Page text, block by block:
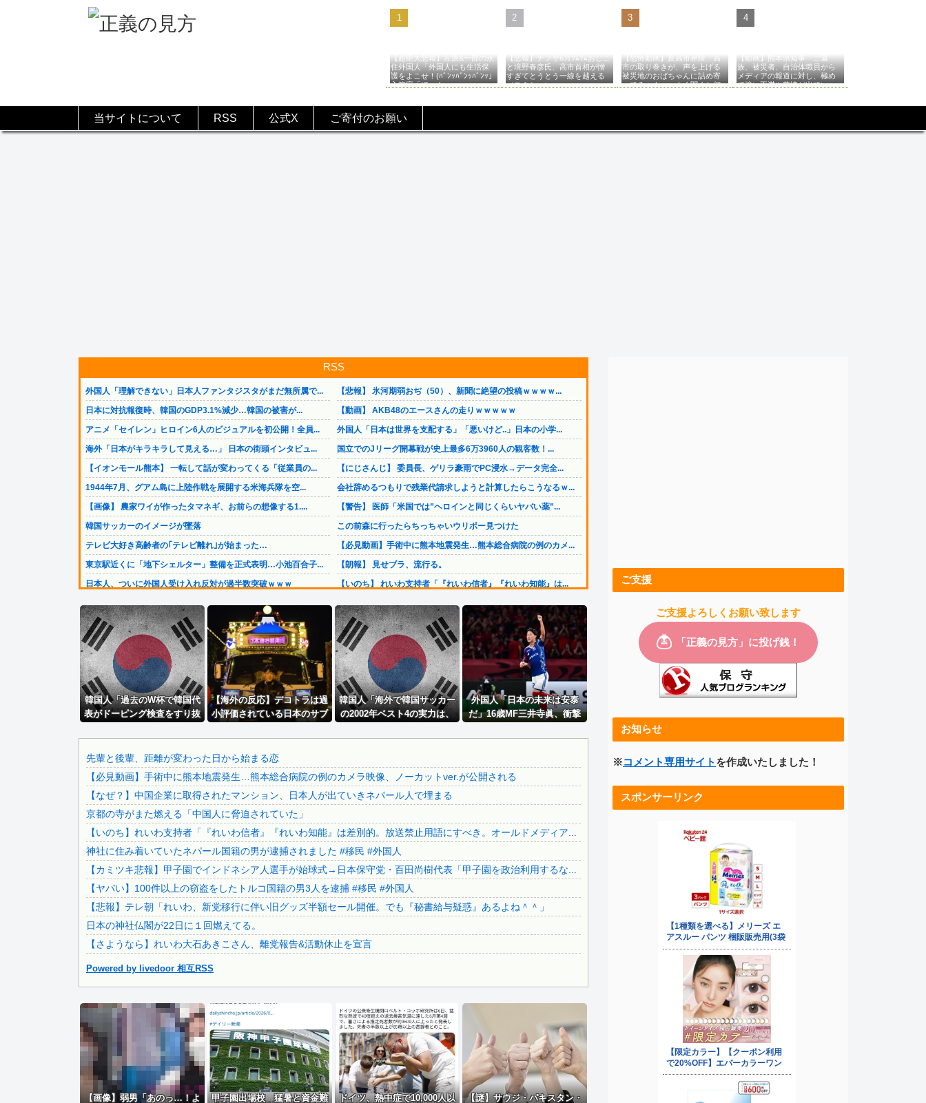
【超絶大悲報】左派&一部の永
住外国人「外国人にも生活保
護をよこせ！(ﾊﾞﾝｯﾊﾞﾝｯﾊﾞﾝｯ」
入管庁「ほーん…」→
【悲報】ナフサ6月ﾂﾑﾂﾑおじこ
と境野春彦氏、高市首相が憎
すぎてとうとう一線を越える
（スクショ）
【恐怖動画】反高市界隈「高
市の取り巻きが、声を上げる
被災地のおばちゃんに詰め寄
ってるぅ！」→よく聞くと何
【動画】熊本県知事「ご遺
族、被災者、自治体職員から
メディアの報道に対し、極め
て強い不満や苦情が出てい
当サイトについて RSS 公式X ご寄付のお願い
RSS
外国人「理解できない」日本人ファンタジスタがまだ無所属で...
日本に対抗報復時、韓国のGDP3.1%減少…韓国の被害が...
アニメ「セイレン」ヒロイン6人のビジュアルを初公開！全員...
海外「日本がキラキラして見える…」 日本の街頭インタビュ...
【イオンモール熊本】 一転して話が変わってくる「従業員の...
1944年7月、グアム島に上陸作戦を展開する米海兵隊を空...
【画像】 農家ワイが作ったタマネギ、お前らの想像する1....
韓国サッカーのイメージが墜落
テレビ大好き高齢者の｢テレビ離れ｣が始まった…
東京駅近くに「地下シェルター」整備を正式表明…小池百合子...
日本人、ついに外国人受け入れ反対が過半数突破ｗｗｗ
長友、引退撤回！FC東京と再契約ｷﾀ━━━━(ﾟ∀ﾟ)━...
【パシフィック・リム】MODEROID「ジプシー・デンジ...
【鳴潮】Animester「リンネー」フィギュア【原型公...
【動画】これはお見事。中国重慶市で珍しい事故が撮影される...
【動画像】飛行機に『水銀』を持ち込めない理由がこれ【→】
【朗報】見せブラ、流行る。
【画像】磯部花凛(30)、セクシー声優・井口裕香に対抗し...
【対談で激突】石破前総理「ウクが核放棄しなければ露侵攻な...
【カミツキ悲報】甲子園でインドネシア人選手が始球式→日本...
専門家「日本車はダサい、見てて恥ずかしい」
ジャンポケ斎藤と代理人のやりとり、「地獄すぎて完全にコン...
日本をダメにした総理大臣、ワースト１位が同点でこの人ｗｗ...
【速報】 みいちゃん、覚醒し戦闘民族化。お子様二人をフル...
【画像】 トラックの運ちゃん御用達ターミナル食堂のざっか...
飲み屋でケンカした相手をコロした男の弁護をした。そして数...
【警告】 医師「米国では”ヘロインと同じくらいヤバい薬”...
【悲報】 夏のピーク、もう終わってたｗｗｗｗｗ
【緊急】 今の若者に急増している『コレ』依存、めちゃくち...
Powered by livedoor 相互RSS
【悲報】 氷河期弱おぢ（50）、新聞に絶望の投稿ｗｗｗｗ...
【動画】 AKB48のエースさんの走りｗｗｗｗｗ
外国人「日本は世界を支配する」「悪いけど..」日本の小学...
国立でのJリーグ開幕戦が史上最多6万3960人の観客数！...
【にじさんじ】 委員長、ゲリラ豪雨でPC浸水→データ完全...
会社辞めるつもりで残業代請求しようと計算したらこうなるｗ...
【警告】 医師「米国では”ヘロインと同じくらいヤバい薬”...
この前森に行ったらちっちゃいウリボー見つけた
【必見動画】手術中に熊本地震発生…熊本総合病院の例のカメ...
【朗報】 見せブラ、流行る。
【いのち】 れいわ支持者「『れいわ信者』『れいわ知能』は...
ジャンポケ斎藤と代理人のやりとり、「地獄すぎて完全にコン...
日本をダメにした総理大臣、ワースト１位が同点でこの人ｗｗ...
【速報】 みいちゃん、覚醒し戦闘民族化。お子様二人をフル...
【熊本地震】 オールドメディアでは、絶っっっっっ対に流れ...
飲み屋でケンカした相手をコロした男の弁護をした。そして数...
【警告】 医師「米国では”ヘロインと同じくらいヤバい薬”...
【悲報】 夏のピーク、もう終わってたｗｗｗｗｗ
【なぜ？】中国企業に取得されたマンション、日本人が出てい...
【いのち】れいわ支持者「『れいわ信者』『れいわ知能』は差...
神社に住み着いていたネパール国籍の男が逮捕されました #...
【ヤバい】100件以上の窃盗をしたトルコ国籍の男3人を逮...
【悲報】テレ朝「れいわ、新党移行に伴い旧グッズ半額セール...
日本の神社仏閣が22日に１回燃えてる。
日本旅行キャンセルすべきか…1万年ぶり史上最大級の火山の...
無気力な韓国代表、オーストリアにも0-1で敗北…3月のA...
韓国代表、コートジボワールに0対4で完敗＝韓国の反応
Powered by livedoor 相互RSS
韓国人「過去のW杯で韓国代
表がドーピング検査をすり抜
がこちら…」→「恥ずかし
い…（ﾌﾞﾙﾌﾞﾙ」＝韓国の反応
【海外の反応】デコトラは過
小評価されている日本のサブ
韓国人「海外で韓国サッカー
の2002年ベスト4の実力は、
てるんだ…？（ﾌﾞﾙﾌﾞﾙ」＝韓
外国人「日本の未来は安泰
だ」16歳MF三井寺眞、衝撃
位の記録！3得点に絡む活躍
先輩と後輩、距離が変わった日から始まる恋
【必見動画】手術中に熊本地震発生…熊本総合病院の例のカメラ映像、ノーカットver.が公開される
【なぜ？】中国企業に取得されたマンション、日本人が出ていきネパール人で埋まる
京都の寺がまた燃える「中国人に脅迫されていた」
【いのち】れいわ支持者「『れいわ信者』『れいわ知能』は差別的。放送禁止用語にすべき。オールドメディア...
神社に住み着いていたネパール国籍の男が逮捕されました #移民 #外国人
【カミツキ悲報】甲子園でインドネシア人選手が始球式→日本保守党・百田尚樹代表「甲子園を政治利用するな...
【ヤバい】100件以上の窃盗をしたトルコ国籍の男3人を逮捕 #移民 #外国人
【悲報】テレ朝「れいわ、新党移行に伴い旧グッズ半額セール開催。でも『秘書給与疑惑』あるよね＾＾」
日本の神社仏閣が22日に１回燃えてる。
【さようなら】れいわ大石あきこさん、離党報告&活動休止を宣言
Powered by livedoor 相互RSS
【画像】弱男「あのっ…！よ
甲子園出場校 猛暑と資金難
ドイツ、熱中症で10,000人以
【謎】サウジ・パキスタン・
ご支援
ご支援よろしくお願い致します
お知らせ
※コメント専用サイト を作成いたしました！
スポンサーリンク